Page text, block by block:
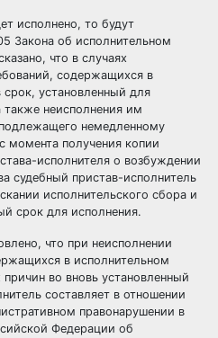
исполнено, то будут
Закона об исполнительном
что в случаях
содержащихся в
установленный для
неисполнения им
немедленному
момента получения копии
исполнителя о возбуждении
судебный пристав-исполнитель
исполнительского сбора и
срок для исполнения.
что при неисполнении
в исполнительном
во вновь установленный
составляет в отношении
правонарушении в
Федерации об